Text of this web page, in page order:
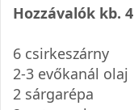
Hozzávalók kb.
6 csirkeszárny
2-3 evőkanál olaj
2 sárgarépa